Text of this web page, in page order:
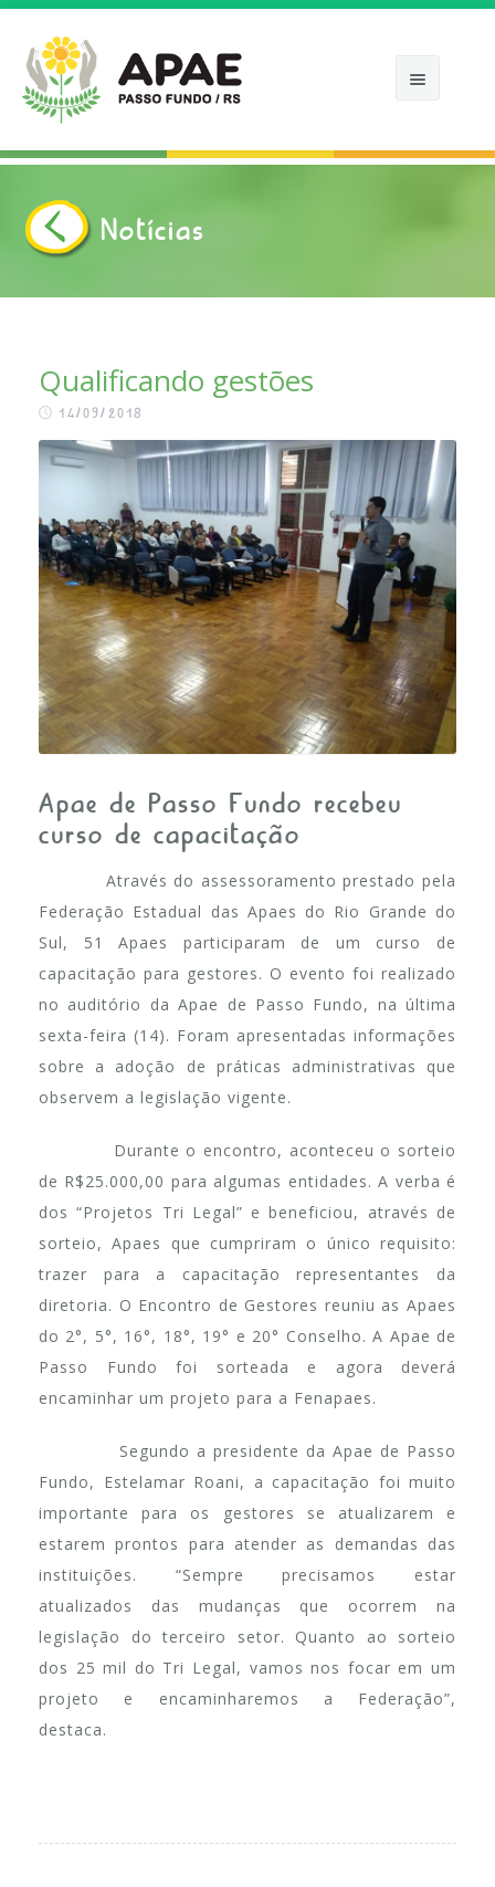
INÍCIO
NOTÍCIAS
APOIE
FALE CONOSCO
Notícias
Qualificando gestões
14/09/2018
Apae de Passo Fundo recebeu
curso de capacitação
Através do assessoramento prestado pela
Federação Estadual das Apaes do Rio Grande do
Sul, 51 Apaes participaram de um curso de
capacitação para gestores. O evento foi realizado
no auditório da Apae de Passo Fundo, na última
sexta-feira (14). Foram apresentadas informações
sobre a adoção de práticas administrativas que
observem a legislação vigente.
Durante o encontro, aconteceu o sorteio
de R$25.000,00 para algumas entidades. A verba é
dos “Projetos Tri Legal” e beneficiou, através de
sorteio, Apaes que cumpriram o único requisito:
trazer para a capacitação representantes da
diretoria. O Encontro de Gestores reuniu as Apaes
do 2°, 5°, 16°, 18°, 19° e 20° Conselho. A Apae de
Passo Fundo foi sorteada e agora deverá
encaminhar um projeto para a Fenapaes.
Segundo a presidente da Apae de Passo
Fundo, Estelamar Roani, a capacitação foi muito
importante para os gestores se atualizarem e
estarem prontos para atender as demandas das
instituições. “Sempre precisamos estar
atualizados das mudanças que ocorrem na
legislação do terceiro setor. Quanto ao sorteio
dos 25 mil do Tri Legal, vamos nos focar em um
projeto e encaminharemos a Federação”,
destaca.